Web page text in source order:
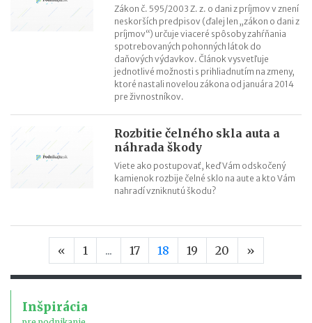
Zákon č. 595/2003 Z. z. o dani z príjmov v znení
neskorších predpisov (ďalej len „zákon o dani z
príjmov“) určuje viaceré spôsoby zahŕňania
spotrebovaných pohonných látok do
daňových výdavkov. Článok vysvetľuje
jednotlivé možnosti s prihliadnutím na zmeny,
ktoré nastali novelou zákona od januára 2014
pre živnostníkov.
Rozbitie čelného skla auta a
náhrada škody
Viete ako postupovať, keď Vám odskočený
kamienok rozbije čelné sklo na aute a kto Vám
nahradí vzniknutú škodu?
«Predchádzajúca strana
1 ... 17 18 19 20 »
Inšpirácia